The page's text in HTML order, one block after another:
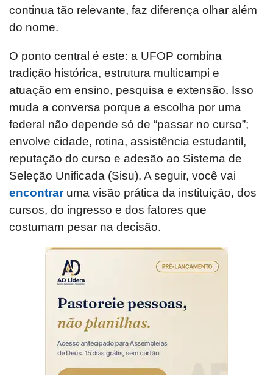
continua tão relevante, faz diferença olhar além
do nome.
O ponto central é este: a UFOP combina
tradição histórica, estrutura multicampi e
atuação em ensino, pesquisa e extensão. Isso
muda a conversa porque a escolha por uma
federal não depende só de “passar no curso”;
envolve cidade, rotina, assistência estudantil,
reputação do curso e adesão ao Sistema de
Seleção Unificada (Sisu). A seguir, você vai
encontraruma visão prática da instituição, dos
cursos, do ingresso e dos fatores que
costumam pesar na decisão.